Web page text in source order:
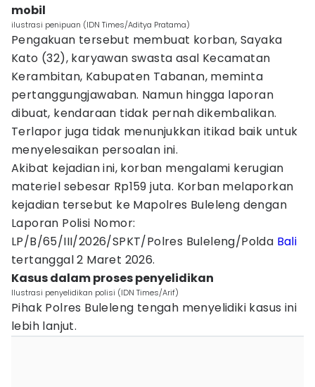
mobil
ilustrasi penipuan (IDN Times/Aditya Pratama)
Pengakuan tersebut membuat korban, Sayaka
Kato (32), karyawan swasta asal Kecamatan
Kerambitan, Kabupaten Tabanan, meminta
pertanggungjawaban. Namun hingga laporan
dibuat, kendaraan tidak pernah dikembalikan.
Terlapor juga tidak menunjukkan itikad baik untuk
menyelesaikan persoalan ini.
Akibat kejadian ini, korban mengalami kerugian
materiel sebesar Rp159 juta. Korban melaporkan
kejadian tersebut ke Mapolres Buleleng dengan
Laporan Polisi Nomor:
LP/B/65/III/2026/SPKT/Polres Buleleng/Polda Bali
tertanggal 2 Maret 2026.
Kasus dalam proses penyelidikan
Ilustrasi penyelidikan polisi (IDN Times/Arif)
Pihak Polres Buleleng tengah menyelidiki kasus ini
lebih lanjut.